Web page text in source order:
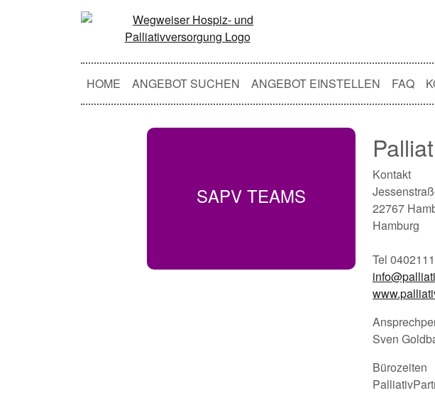
HOME ANGEBOT SUCHEN ANGEBOT EINSTELLEN FAQ
SAPV TEAMS
Kontakt
22767
Hamburg
Tel
Sven
Bürozeiten